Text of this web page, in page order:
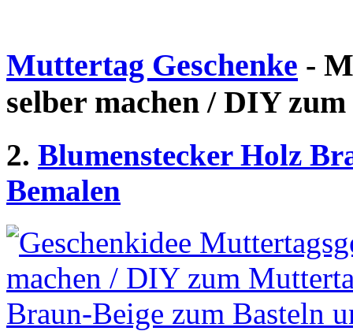
Muttertag Geschenke -
selber machen / DIY
2. Blumenstecker Holz
Bemalen